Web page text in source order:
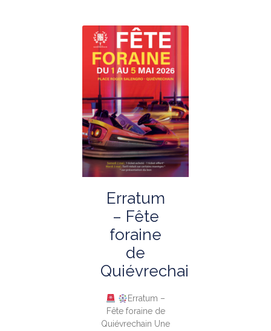
Erratum
– Fête
foraine
de
Quiévrechain
Erratum –
Fête foraine de
Quiévrechain Une